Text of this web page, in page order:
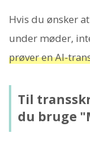
Hvis du ønsker
under møder,
prøver en AI-
Til
du bruge